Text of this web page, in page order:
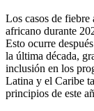
Los casos de
africano durante
Esto ocurre
la última década,
inclusión en los
Latina y el Caribe
principios de este